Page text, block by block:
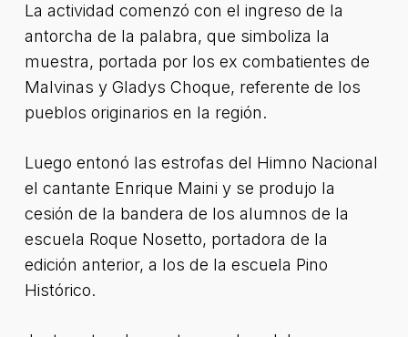
La actividad comenzó con el ingreso de la
antorcha de la palabra, que simboliza la
muestra, portada por los ex combatientes de
Malvinas y Gladys Choque, referente de los
pueblos originarios en la región.
Luego entonó las estrofas del Himno Nacional
el cantante Enrique Maini y se produjo la
cesión de la bandera de los alumnos de la
escuela Roque Nosetto, portadora de la
edición anterior, a los de la escuela Pino
Histórico.